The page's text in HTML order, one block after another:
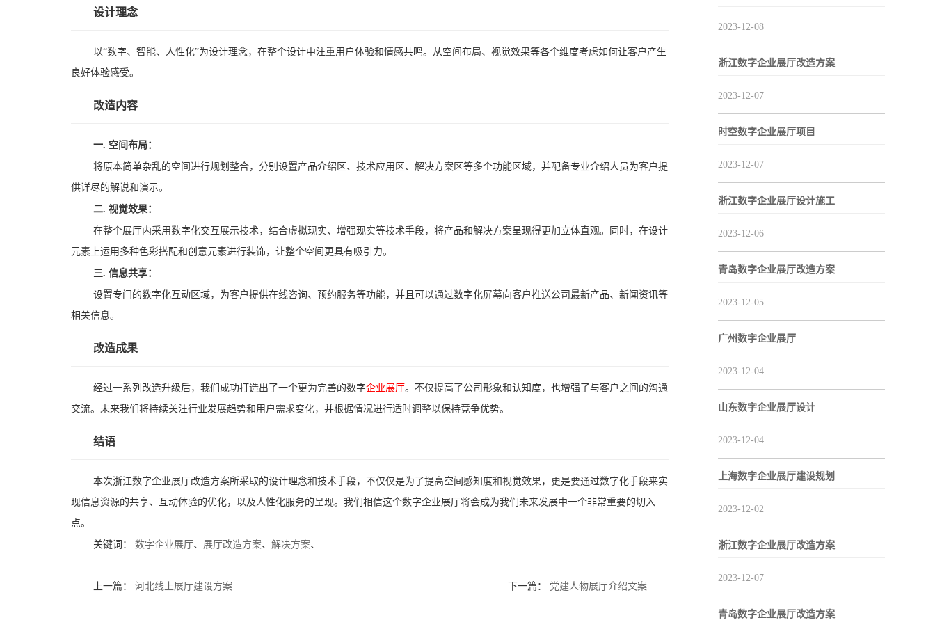
设计理念
以“数字、智能、人性化”为设计理念，在整个设计中注重用户体验和情感共鸣。从空间布局、视觉效果等各个维度考虑如何让客户产生
良好体验感受。
改造内容
一. 空间布局：
将原本简单杂乱的空间进行规划整合，分别设置产品介绍区、技术应用区、解决方案区等多个功能区域，并配备专业介绍人员为客户提
供详尽的解说和演示。
二. 视觉效果：
在整个展厅内采用数字化交互展示技术，结合虚拟现实、增强现实等技术手段，将产品和解决方案呈现得更加立体直观。同时，在设计
元素上运用多种色彩搭配和创意元素进行装饰，让整个空间更具有吸引力。
三. 信息共享：
设置专门的数字化互动区域，为客户提供在线咨询、预约服务等功能，并且可以通过数字化屏幕向客户推送公司最新产品、新闻资讯等
相关信息。
改造成果
经过一系列改造升级后，我们成功打造出了一个更为完善的数字企业展厅。不仅提高了公司形象和认知度，也增强了与客户之间的沟通
交流。未来我们将持续关注行业发展趋势和用户需求变化，并根据情况进行适时调整以保持竞争优势。
结语
本次浙江数字企业展厅改造方案所采取的设计理念和技术手段，不仅仅是为了提高空间感知度和视觉效果，更是要通过数字化手段来实
现信息资源的共享、互动体验的优化，以及人性化服务的呈现。我们相信这个数字企业展厅将会成为我们未来发展中一个非常重要的切入
点。
关键词： 数字企业展厅、 展厅改造方案、 解决方案、
上一篇： 河北线上展厅建设方案 下一篇： 党建人物展厅介绍文案
2023-12-08
浙江数字企业展厅改造方案
2023-12-07
时空数字企业展厅项目
2023-12-07
浙江数字企业展厅设计施工
2023-12-06
青岛数字企业展厅改造方案
2023-12-05
广州数字企业展厅
2023-12-04
山东数字企业展厅设计
2023-12-04
上海数字企业展厅建设规划
2023-12-02
浙江数字企业展厅改造方案
2023-12-07
青岛数字企业展厅改造方案